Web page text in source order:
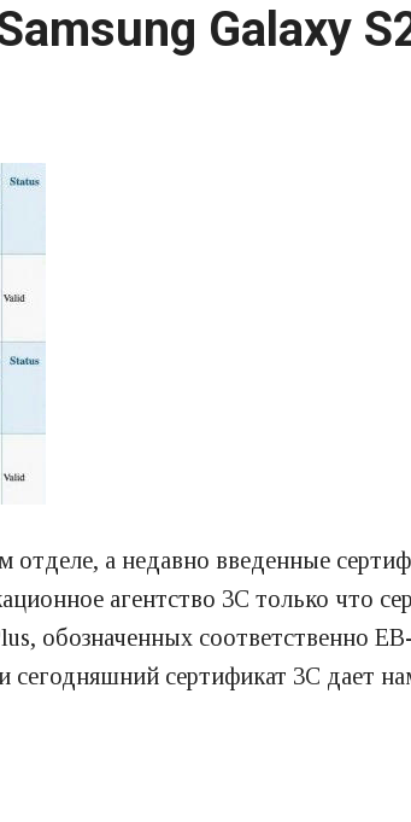
Galaxy
а недавно введенные
агентство 3C только что
обозначенных соответственно
сегодняшний сертификат 3C дает